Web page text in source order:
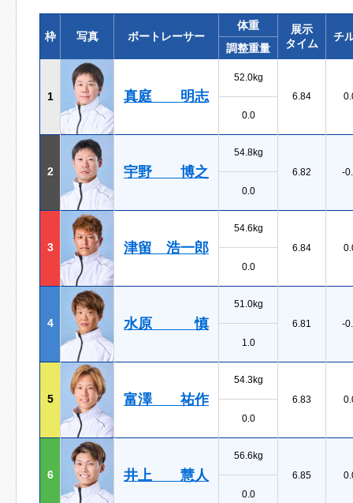
枠 写真 ボートレーサー
体重
展示
タイム
チ
調整重量
1 真庭 明志
52.0kg
6.84
0.0
2 宇野 博之
54.8kg
6.82
-
0.0
3 津留 浩一郎
54.6kg
6.84
0.0
4 水原 慎
51.0kg
6.81
-
1.0
5 富澤 祐作
54.3kg
6.83
0.0
6 井上 慧人
56.6kg
6.85
0.0